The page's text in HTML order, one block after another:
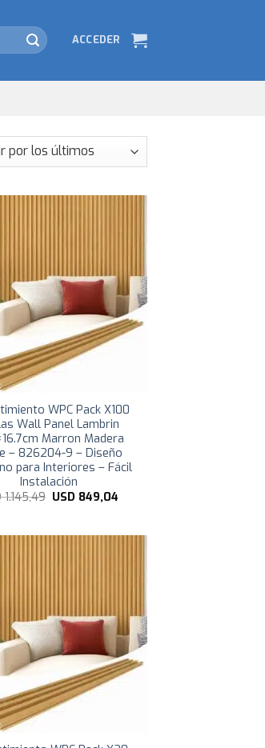
ACCEDER
WPC Pack X100
Wall Panel Lambrin
Marron Madera
– 826204-9 – Diseño
para Interiores – Fácil
Instalación
1.145,49 El
USD 849,04